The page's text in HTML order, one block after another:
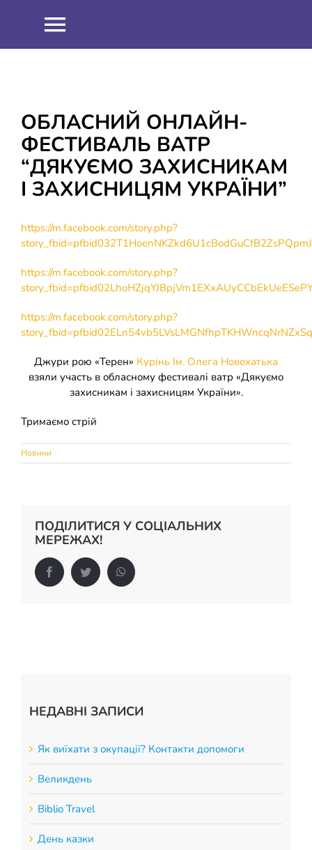
Toggle
ПРО НАС
Співпраця
ОСВІТНІЙ ПРОЦЕС
Навчальна робота
Виховна робота
Методична робота
Накази
ІНФОРМАЦІЯ
ЗНО 2021
ЗНО 2022
ШКІЛЬНИЙ ГАРТ
ДИСТАНЦІЙНЕ НАВЧАННЯ
КОЗАЦЬКА ПЕДАГОГІКА
Джура
ОХОРОНА ПРАЦІ
ШКІЛЬНІ МУЗЕЇ
Електронні журнали
Новий освітній простір
БАТЬКАМ
ПРОЗОРІСТЬ ТА ІНФОРМАЦІЙНА ВІДКРИТІСТЬ ЗАКЛАДУ
ОБЛАСНИЙ ОНЛАЙН-
ФЕСТИВАЛЬ ВАТР
“ДЯКУЄМО ЗАХИСНИКАМ
І ЗАХИСНИЦЯМ УКРАЇНИ”
https://m.facebook.com/story.php?
https://m.facebook.com/story.php?
https://m.facebook.com/story.php?
Джури рою «Терен» Курінь Ім. Олега Новохатька
взяли участь в обласному фестивалі ватр «Дякуємо
захисникам і захисницям України».
Тримаємо стрій
Новини
ПОДІЛИТИСЯ У СОЦІАЛЬНИХ
МЕРЕЖАХ!
FacebookTwitter WhatsApp
НЕДАВНІ ЗАПИСИ
Як виїхати з окупації? Контакти допомоги
Великдень
Biblio Travel
День казки